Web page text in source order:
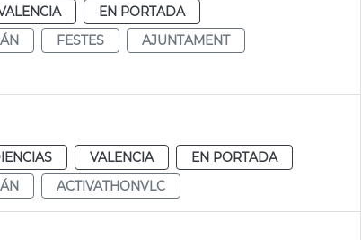
EN PORTADA
FESTES
AJUNTAMENT
VALENCIA
EN PORTADA
ACTIVATHONVLC